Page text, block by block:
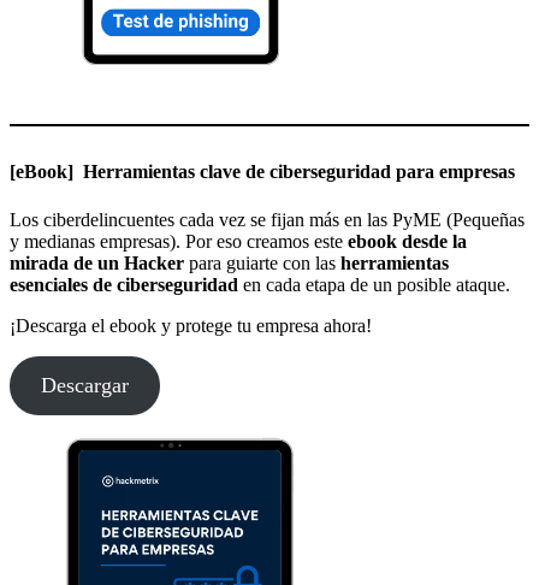
[eBook] Herramientas clave de ciberseguridad para empresas
Los ciberdelincuentes cada vez se fijan más en las PyME (Pequeñas
y medianas empresas). Por eso creamos este ebook desde la
mirada de un Hacker para guiarte con las herramientas
esenciales de ciberseguridad en cada etapa de un posible ataque.
¡Descarga el ebook y protege tu empresa ahora!
Descargar